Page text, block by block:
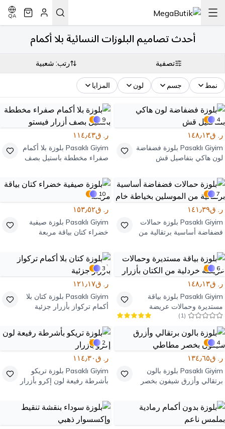
QA
أحدث تصاميم البلوزات النسائية بلا أكمام
تصفية رتب: شعبية
نمط جسم لون المزايا
4
ر. ق١٤٨٫١٣
Pasaklı Giyim بلوزة فضفاضة
لون هاكي بتفاصيل قش
9
ر. ق١١٤٫٤٣
Pasaklı Giyim بلوزة بلا أكمام
صفراء مخططة باستيل بصف
7
ر. ق١٤١٫٣٩
Pasaklı Giyim بلوزة حمالات
فضفاضة أساسية برتقالية من
10
ر. ق١٥٣٫٥٢
Pasaklı Giyim بلوزة صيفية
خضراء كتان بياقة مربعة
6
ر. ق١٤٨٫١٣
Pasaklı Giyim بلوزة بياقة
مستديرة وحمالات عريضة
خردلية من الكتان بأزرار
(
1
)
3
ر. ق١٢١٫١٧
Pasaklı Giyim بلوزة كتان بلا
أكمام تركواز بأزرار جزئية
4
ر. ق١٣٤٫٦٥
Pasaklı Giyim بلوزة بالون
برتقالي وأزرق شيفون بخصر
2
ر. ق١١٤٫٣٠
Pasaklı Giyim بلوزة تريكو
بأشرطة رفيعة لون إكرو بأزرار